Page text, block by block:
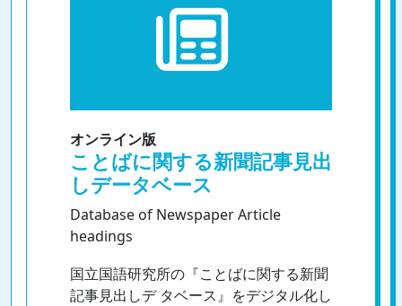
オンライン版
ことばに関する新聞記事見出
しデータベース
Database of Newspaper Article
headings
国立国語研究所の『ことばに関する新聞
記事見出しデ タベース』をデジタル化し